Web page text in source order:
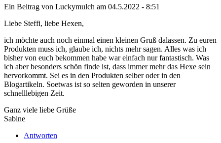
Ein Beitrag von Luckymulch am 04.5.2022 - 8:51
Liebe Steffi, liebe Hexen,
ich möchte auch noch einmal einen kleinen Gruß dalassen. Zu euren
Produkten muss ich, glaube ich, nichts mehr sagen. Alles was ich
bisher von euch bekommen habe war einfach nur fantastisch. Was
ich aber besonders schön finde ist, dass immer mehr das Hexe sein
hervorkommt. Sei es in den Produkten selber oder in den
Blogartikeln. Soetwas ist so selten geworden in unserer
schnelllebigen Zeit.
Ganz viele liebe Grüße
Sabine
Antworten